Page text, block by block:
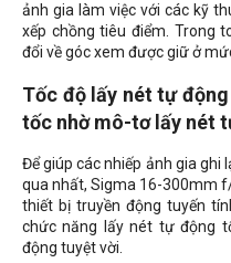
ảnh gia làm việc với các kỹ
xếp chồng tiêu điểm. Trong
đổi về góc xem được giữ ở
Tốc độ lấy nét tự
tốc nhờ mô-tơ lấy nét
Để giúp các nhiếp ảnh gia ghi
qua nhất, Sigma 16-300mm
thiết bị truyền động tuyến
chức năng lấy nét tự động
động tuyệt vời.